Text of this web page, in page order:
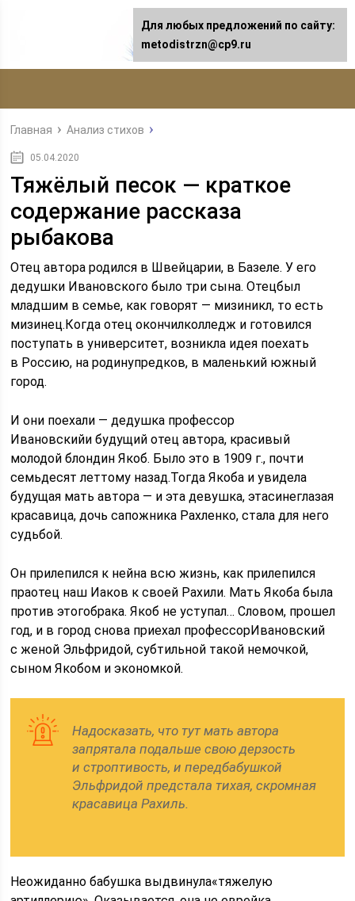
Главная Анализ стихов
05.04.2020
Тяжёлый песок — краткое
содержание рассказа
рыбакова
Отец автора родился в Швейцарии, в Базеле. У его
дедушки Ивановского было три сына. Отецбыл
младшим в семье, как говорят — мизиникл, то есть
мизинец.Когда отец окончилколледж и готовился
поступать в университет, возникла идея поехать
в Россию, на родинупредков, в маленький южный
город.
И они поехали — дедушка профессор
Ивановскийи будущий отец автора, красивый
молодой блондин Якоб. Было это в 1909 г., почти
семьдесят леттому назад.Тогда Якоба и увидела
будущая мать автора — и эта девушка, этасинеглазая
красавица, дочь сапожника Рахленко, стала для него
судьбой.
Он прилепился к нейна всю жизнь, как прилепился
праотец наш Иаков к своей Рахили. Мать Якоба была
против этогобрака. Якоб не уступал… Словом, прошел
год, и в город снова приехал профессорИвановский
с женой Эльфридой, субтильной такой немочкой,
сыном Якобом и экономкой.
Надосказать, что тут мать автора
запрятала подальше свою дерзость
и строптивость, и передбабушкой
Эльфридой предстала тихая, скромная
красавица Рахиль.
Неожиданно бабушка выдвинула«тяжелую
Для любых предложений по сайту:
metodistrzn@cp9.ru